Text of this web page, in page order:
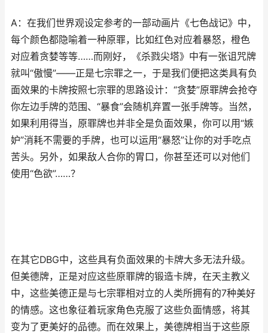
A：在我们世界观设定参考的一部动画片《七色战记》中，
每个颜色都隐喻着一种原罪，比如红色对应着暴怒，橙色
对应着贪婪等等……而刚好，《杀戮尖塔》中有一张诅咒牌
就叫“傲慢”——正是七宗罪之一，于是我们便把这类具有负
面效果的卡牌按照七宗罪的思路设计：“贪婪”原罪牌会抢夺
你左边手牌的范围、“暴食”会随机弃置一张手牌等。当然，
如果利用得当，原罪牌也并非全是负面效果，你可以用“嫉
妒”消耗不需要的手牌，也可以运用“暴怒”让你的对手吃点
苦头。另外，如果敌人合你的胃口，你甚至还可以对他们
使用“色欲”……？
在其它DBG中，这些具有负面效果的卡牌大多无法升级。
但美德牌，正是对应这些原罪牌的锻造卡牌，在天主教义
中，这些美德正是与七宗罪相对立的人类所拥有的7种美好
的情感。这也象征着玩家角色克服了这些负面情感，将其
变为了更美好的品德。而在效果上，美德牌相当于这些原